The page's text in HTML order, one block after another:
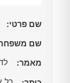
שם פרטי:
שם
מאמר: